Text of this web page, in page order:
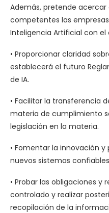
Además, pretende acercar
competentes las
Inteligencia Artificial con el
• Proporcionar claridad
establecerá el futuro
de IA.
• Facilitar la transferencia
materia de cumplimiento
legislación en la materia.
• Fomentar la innovación
nuevos sistemas
• Probar las obligaciones y
controlado y realizar
recopilación de la